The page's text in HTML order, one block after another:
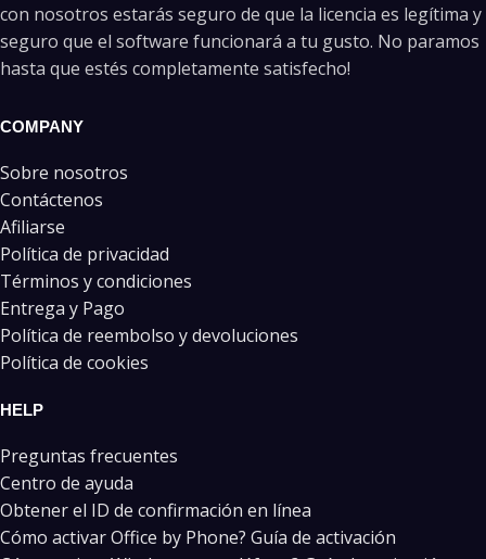
con nosotros estarás seguro de que la licencia es legítima y
seguro que el software funcionará a tu gusto. No paramos
hasta que estés completamente satisfecho!
COMPANY
Sobre nosotros
Contáctenos
Afiliarse
Política de privacidad
Términos y condiciones
Entrega y Pago
Política de reembolso y devoluciones
Política de cookies
HELP
Preguntas frecuentes
Centro de ayuda
Obtener el ID de confirmación en línea
Cómo activar Office by Phone? Guía de activación